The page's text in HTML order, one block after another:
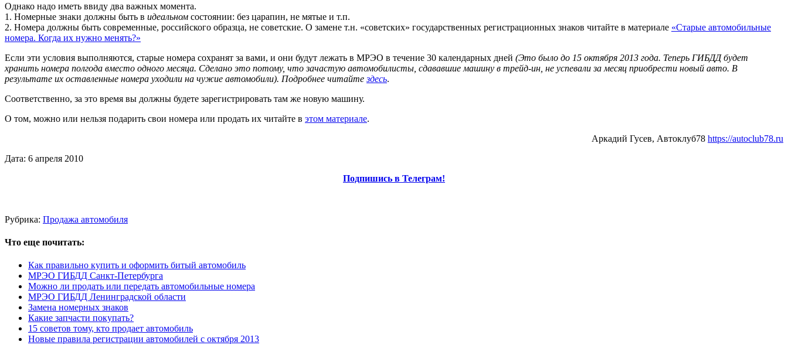
Однако надо иметь ввиду два важных момента.
1. Номерные знаки должны быть в идеальном состоянии: без царапин, не мятые и т.п.
2. Номера должны быть современные, российского образца, не советские. О замене т.н. «советских» государственных регистрационных знаков читайте в материале «Старые автомобильные
номера. Когда их нужно менять?»
Если эти условия выполняются, старые номера сохранят за вами, и они будут лежать в МРЭО в течение 30 календарных дней (Это было до 15 октября 2013 года. Теперь ГИБДД будет
хранить номера полгода вместо одного месяца. Сделано это потому, что зачастую автомобилисты, сдававшие машину в трейд-ин, не успевали за месяц приобрести новый авто. В
результате их оставленные номера уходили на чужие автомобили). Подробнее читайтездесь.
Соответственно, за это время вы должны будете зарегистрировать там же новую машину.
О том, можно или нельзя подарить свои номера или продать их читайте в этом материале.
Аркадий Гусев, Автоклуб78 https://autoclub78.ru
Дата: 6 апреля 2010
Подпишись в Телеграм!
Рубрика: Продажа автомобиля
Что еще почитать:
Как правильно купить и оформить битый автомобиль
МРЭО ГИБДД Санкт-Петербурга
Можно ли продать или передать автомобильные номера
МРЭО ГИБДД Ленинградской области
Замена номерных знаков
Какие запчасти покупать?
15 советов тому, кто продает автомобиль
Новые правила регистрации автомобилей с октября 2013